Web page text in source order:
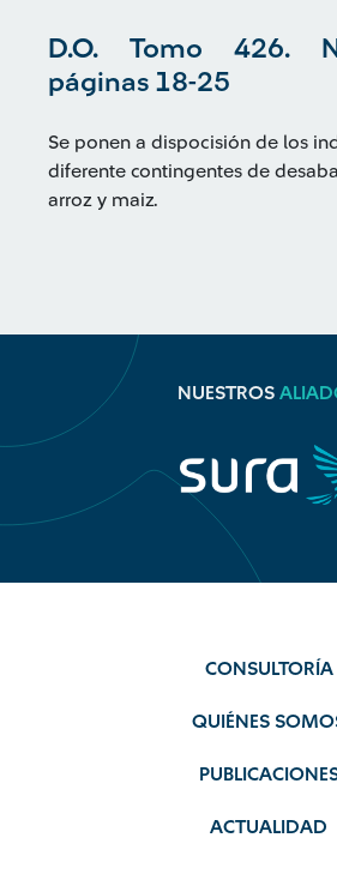
D.O. Tomo 426.
páginas 18-25
Se ponen a dispocisión de los
diferente contingentes de
arroz y maiz.
NUESTROS
CONSULTORÍA
QUIÉNES
ACTUALIDAD